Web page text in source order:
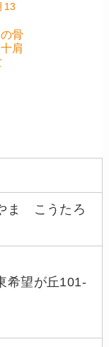
13
骨
肩
ま こうたろ
希望が丘101-